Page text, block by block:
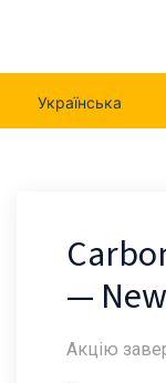
Українська
—
Акцію